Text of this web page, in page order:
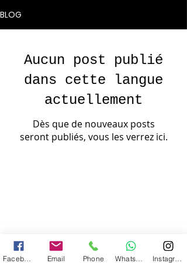
BLOG
Aucun post publié
dans cette langue
actuellement
Dès que de nouveaux posts
seront publiés, vous les verrez ici.
Email Phone